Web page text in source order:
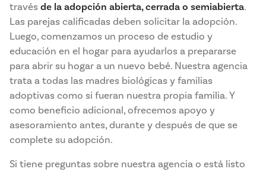
través de la adopción abierta, cerrada o semiabierta.
Las parejas calificadas deben solicitar la adopción.
Luego, comenzamos un proceso de estudio y
educación en el hogar para ayudarlos a prepararse
para abrir su hogar a un nuevo bebé. Nuestra agencia
trata a todas las madres biológicas y familias
adoptivas como si fueran nuestra propia familia. Y
como beneficio adicional, ofrecemos apoyo y
asesoramiento antes, durante y después de que se
complete su adopción.
Si tiene preguntas sobre nuestra agencia o está listo